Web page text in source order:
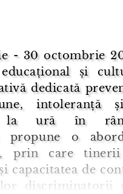
- 30 octombrie
și
dedicată
intoleranță
la ură în
propune o
prin care
capacitatea de
discriminatorii